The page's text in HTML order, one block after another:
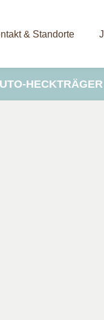
& Standorte
HECKTRÄGER